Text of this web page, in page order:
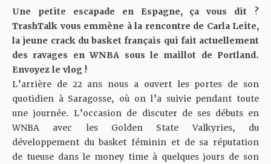
Une petite escapade en Espagne, ça vous dit ?
TrashTalk vous emmène à la rencontre de Carla Leite,
la jeune crack du basket français qui fait actuellement
des ravages en WNBA sous le maillot de Portland.
Envoyez le vlog !
L’arrière de 22 ans nous a ouvert les portes de son
quotidien à Saragosse, où on l’a suivie pendant toute
une journée. L’occasion de discuter de ses débuts en
WNBA avec les Golden State Valkyries, du
développement du basket féminin et de sa réputation
de tueuse dans le money time à quelques jours de son